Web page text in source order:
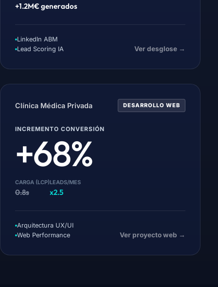
+1.2M€ generados
LinkedIn ABM
Lead Scoring IA
Ver desglose →
Clínica Médica Privada DESARROLLO WEB
INCREMENTO CONVERSIÓN
+68%
CARGA (LCP)
0.8s
LEADS/MES
x2.5
Arquitectura UX/UI
Web Performance
Ver proyecto web →